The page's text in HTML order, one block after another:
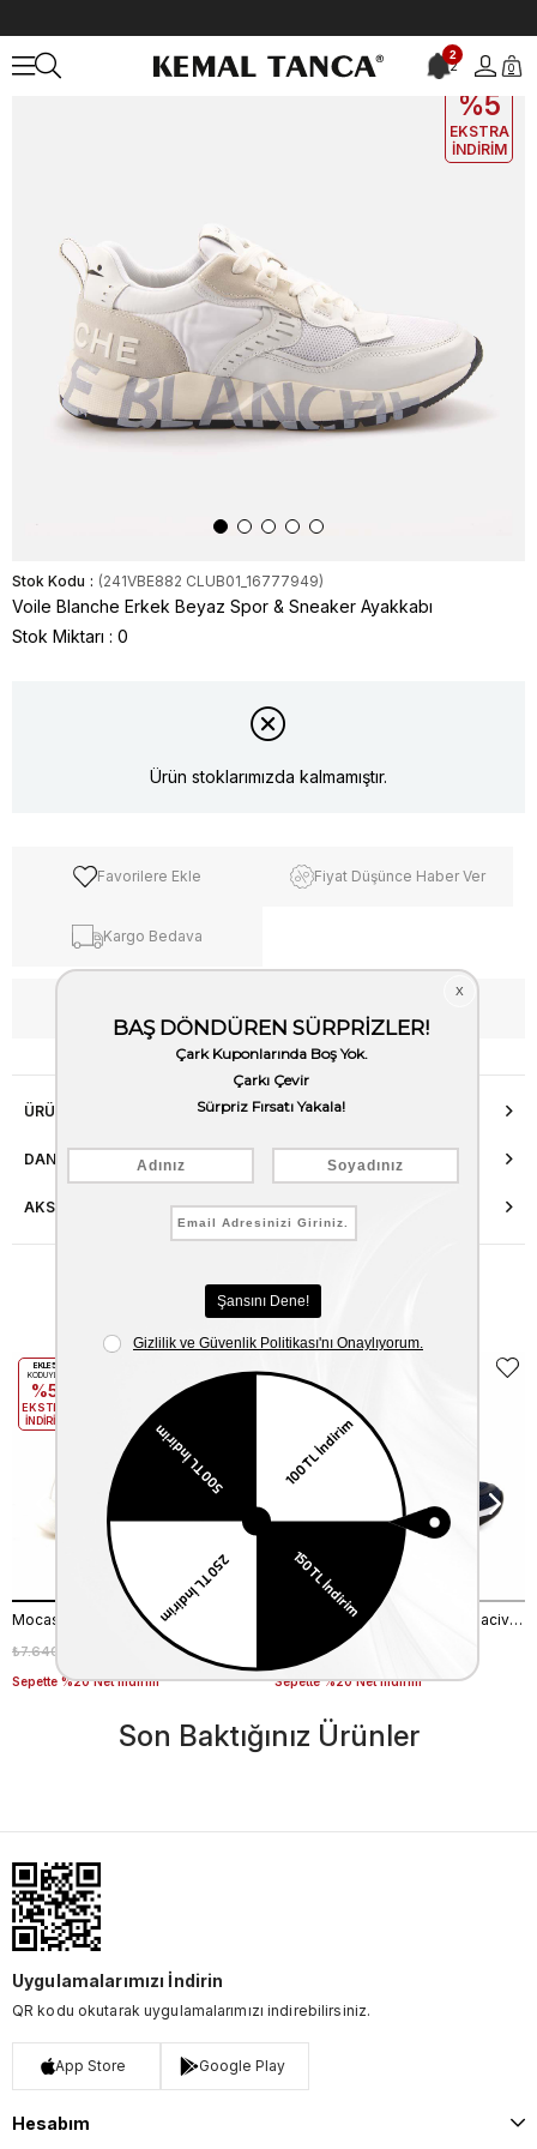
2
2 0
EKLE5
%5
EKSTRA
İNDİRİM
Stok Kodu (241VBE882 CLUB01_16777949)
Voile Blanche Erkek Beyaz Spor & Sneaker Ayakkabı
Stok Miktarı : 0
Ürün stoklarımızda kalmamıştır.
Favorilere Ekle Fiyat Düşünce Haber Ver
Kargo Bedava
ÜRÜN ÖZELLIKLERI
DANIŞMA HATTI
AKSESUAR ONARIMI
Benzer Ürünler
₺7.640,00
Sepette %20 Net İndirim
%30
EKLE5
KODUYLA
%5
EKSTRA
İNDİRİM
Mocassini Erkek Hakiki Deri Lacivert Spor & Sneaker Ayakkabı
₺9.050,00
Sepette %20 Net İndirim
KODUYLA
%5
Son Baktığınız Ürünler
Uygulamalarımızı İndirin
QR kodu okutarak uygulamalarımızı indirebilirsiniz.
App Store Google Play
Hesabım